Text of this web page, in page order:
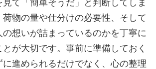
て「簡単そうだ」と判断してしま
荷物の量や仕分けの必要性、そして
の想いが詰まっているのかを丁寧に
が大切です。事前に準備しておく
に進められるだけでなく、心の整理